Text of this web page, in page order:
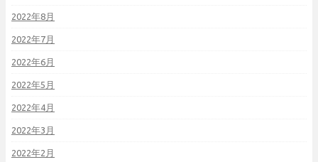
2022年8月
2022年7月
2022年6月
2022年5月
2022年4月
2022年3月
2022年2月